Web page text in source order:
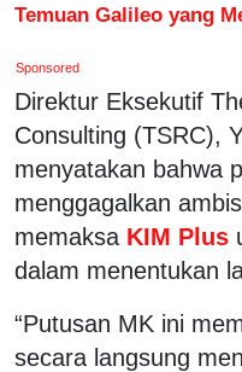
Temuan Galileo yang
Sponsored
Direktur Eksekutif
Consulting (TSRC),
menyatakan bahwa
menggagalkan
memaksa KIM Plus
dalam menentukan
“Putusan MK ini
secara langsung